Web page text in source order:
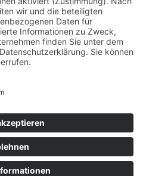
Gemeinnützige
eG – Alle Rechte